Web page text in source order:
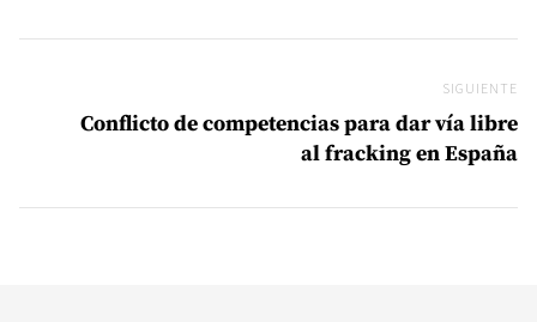
SIGUIENTE
Conflicto de competencias para dar vía libre
al fracking en España